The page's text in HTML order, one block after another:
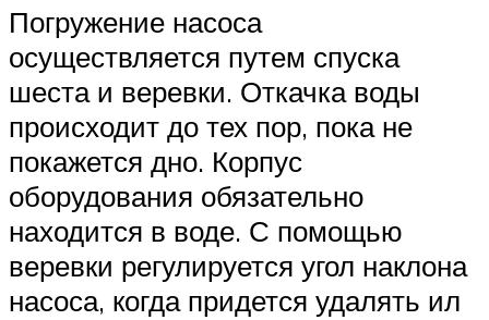
Погружение насоса
осуществляется путем спуска
шеста и веревки. Откачка воды
происходит до тех пор, пока не
покажется дно. Корпус
оборудования обязательно
находится в воде. С помощью
веревки регулируется угол наклона
насоса, когда придется удалять ил